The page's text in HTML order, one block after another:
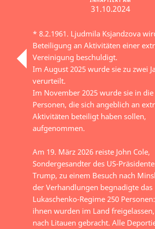
31.10.2024
* 8.2.1961. Ljudmila Ksjandzova
Beteiligung an Aktivitäten einer
Vereinigung beschuldigt.
Im August 2025 wurde sie zu zwei
verurteilt.
Im November 2025 wurde sie in
Personen, die sich angeblich an
Aktivitäten beteiligt haben sollen,
aufgenommen.
Am 19. März 2026 reiste John Cole,
Sondergesandter des US-
Trump, zu einem Besuch nach
der Verhandlungen begnadigte das
Lukaschenko-Regime 250
ihnen wurden im Land
nach Litauen gebracht. Alle